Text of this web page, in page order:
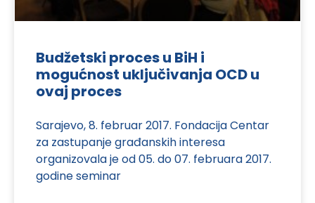
Budžetski proces u BiH i
mogućnost uključivanja OCD u
ovaj proces
Sarajevo, 8. februar 2017. Fondacija Centar
za zastupanje građanskih interesa
organizovala je od 05. do 07. februara 2017.
godine seminar